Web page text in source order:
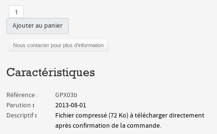
Ajouter au panier
Nous contacter pour plus d'information
Caractéristiques
Référence :
GPX03b
Parution :
2013-08-01
Descriptif:
Fichier compressé (72 Ko) à télécharger directement
après confirmation de la commande.